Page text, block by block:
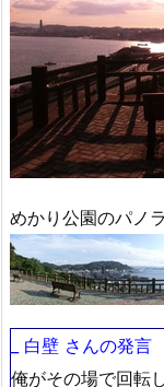
めかり公園のパノ
_ 白壁 さんの発言
俺がその場で回転